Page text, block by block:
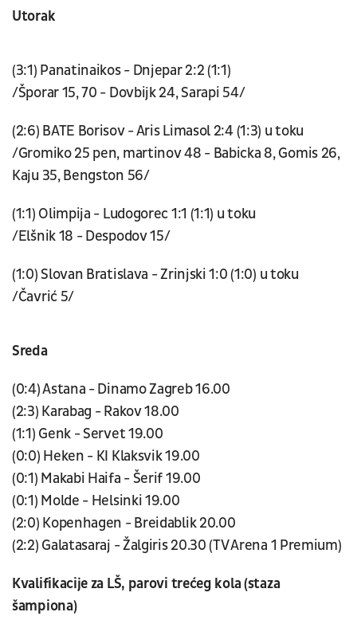
Utorak
(3:1) Panatinaikos - Dnjepar 2:2 (1:1)
/Šporar 15, 70 - Dovbijk 24, Sarapi 54/
(2:6) BATE Borisov - Aris Limasol 2:4 (1:3) u toku
/Gromiko 25 pen, martinov 48 - Babicka 8, Gomis 26,
Kaju 35, Bengston 56/
(1:1) Olimpija - Ludogorec 1:1 (1:1) u toku
/Elšnik 18 - Despodov 15/
(1:0) Slovan Bratislava - Zrinjski 1:0 (1:0) u toku
/Čavrić 5/
Sreda
(0:4) Astana - Dinamo Zagreb 16.00
(2:3) Karabag - Rakov 18.00
(1:1) Genk - Servet 19.00
(0:0) Heken - KI Klaksvik 19.00
(0:1) Makabi Haifa - Šerif 19.00
(0:1) Molde - Helsinki 19.00
(2:0) Kopenhagen - Breidablik 20.00
(2:2) Galatasaraj - Žalgiris 20.30 (TV Arena 1 Premium)
Kvalifikacije za LŠ, parovi trećeg kola (staza
šampiona)